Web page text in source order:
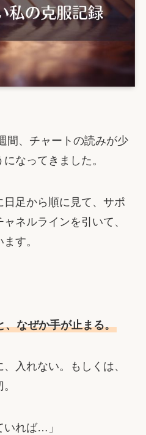
間、チャートの読みが少
なってきました。
足から順に見て、サポ
ネルラインを引いて、
す。
、なぜか手が止まる。
入れない。もしくは、
いれば…」